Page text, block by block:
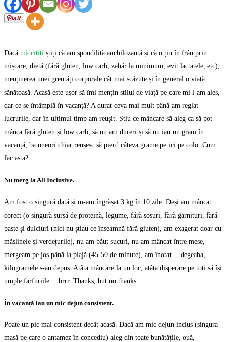
Dacă mă citiți știți că am spondilită anchilozantă și că o țin în frâu prin
mișcare, dietă (fără gluten, low carb, zahăr la minimum, evit lactatele, etc),
menținerea unei greutăți corporale cât mai scăzute și în general o viață
sănătoasă. Acasă este ușor să îmi mențin stilul de viață pe care mi l-am ales,
dar ce se întâmplă în vacanță? A durat ceva mai mult până am reglat
lucrurile, dar în ultimul timp am reușit. Știu ce mâncare să aleg ca să pot
mânca fără gluten și low carb, să nu am dureri și să nu iau un gram în
vacanță, ba uneori chiar reușesc să pierd câteva grame pe ici pe colo. Cum
fac asta?
Nu merg la All Inclusive.
Am fost o singură dată și m-am îngrășat 3 kg în 10 zile. Deși am mâncat
corect (o singură sursă de proteină, legume, fără sosuri, fără garnituri, fără
paste și dulciuri (nici nu știau ce înseamnă fără gluten), am exagerat doar cu
măslinele și verdețurile), nu am băut sucuri, nu am mâncat între mese,
mergeam pe jos până la plajă (45-50 de minute), am înotat… degeaba,
kilogramele s-au depus. Atâta mâncare la un loc, atâta disperare pe toți să își
umple farfuriile… brrr. Thanks, but no thanks.
În vacanță iau un mic dejun consistent.
Poate un pic mai consistent decât acasă. Dacă am mic dejun inclus (singura
masă pe care o antamez în concediu) aleg din toate bunătățile, ouă,